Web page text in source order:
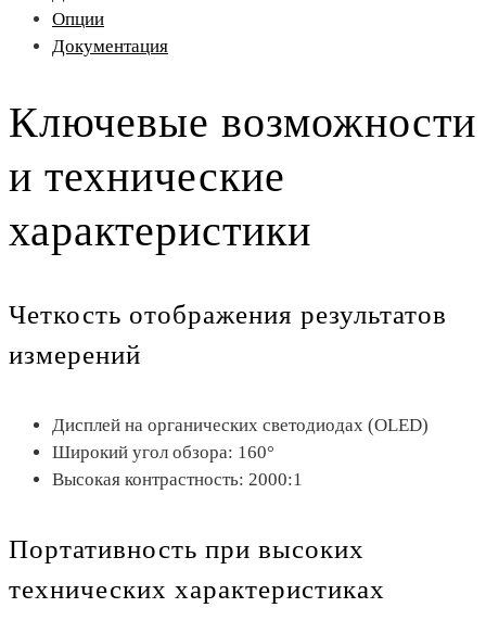
Опции
Документация
Ключевые возможности
и технические
характеристики
Четкость отображения результатов
измерений
Дисплей на органических светодиодах (OLED)
Широкий угол обзора: 160°
Высокая контрастность: 2000:1
Портативность при высоких
технических характеристиках